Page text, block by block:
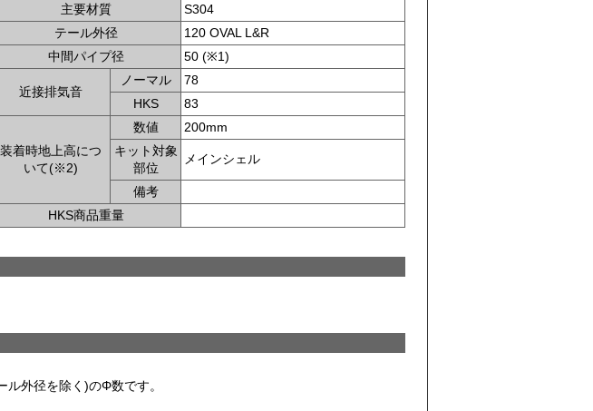
主要材質
S304
テール外径
120 OVAL L&R
中間パイプ径
50 (※1)
近接排気音
ノーマル
78
HKS
83
装着時地上高につ
いて(※2)
数値
200mm
キット対象
部位
メインシェル
備考
HKS商品重量
外径を除く)のΦ数です。